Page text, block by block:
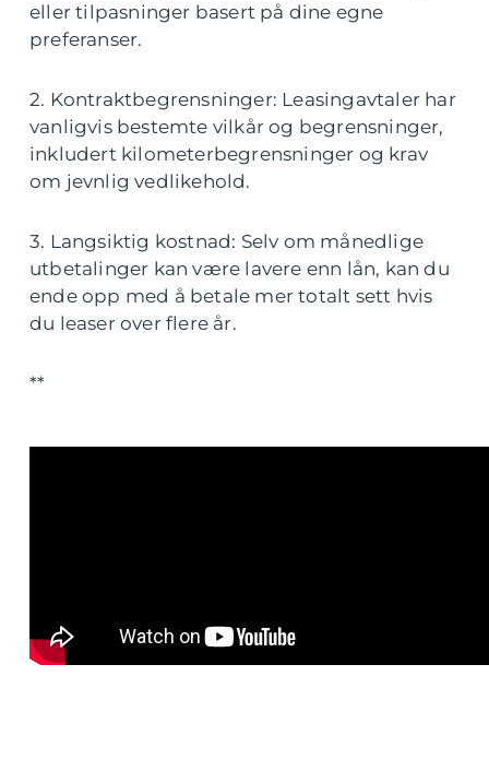
eller tilpasninger basert på dine egne
preferanser.
2. Kontraktbegrensninger: Leasingavtaler har
vanligvis bestemte vilkår og begrensninger,
inkludert kilometerbegrensninger og krav
om jevnlig vedlikehold.
3. Langsiktig kostnad: Selv om månedlige
utbetalinger kan være lavere enn lån, kan du
ende opp med å betale mer totalt sett hvis
du leaser over flere år.
**